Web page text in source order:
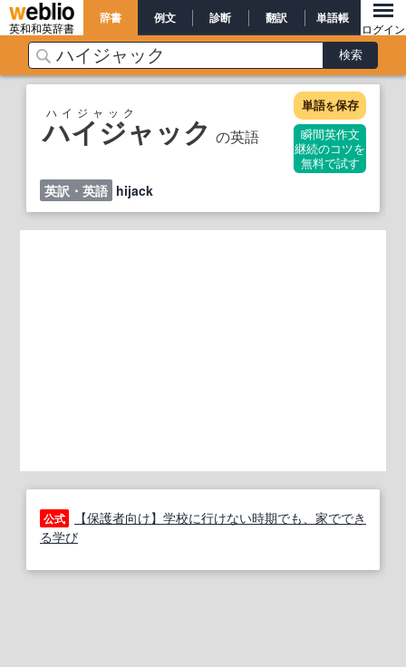
英和和英辞書
辞書 例文 診断 翻訳 単語帳
ログイン
ハイジャック の英語
ハイジャック 単語を保存
瞬間英作文
継続のコツを
無料で試す
英訳・英語 hijack
公式
【保護者向け】学校に行けない時期でも、家ででき
る学び